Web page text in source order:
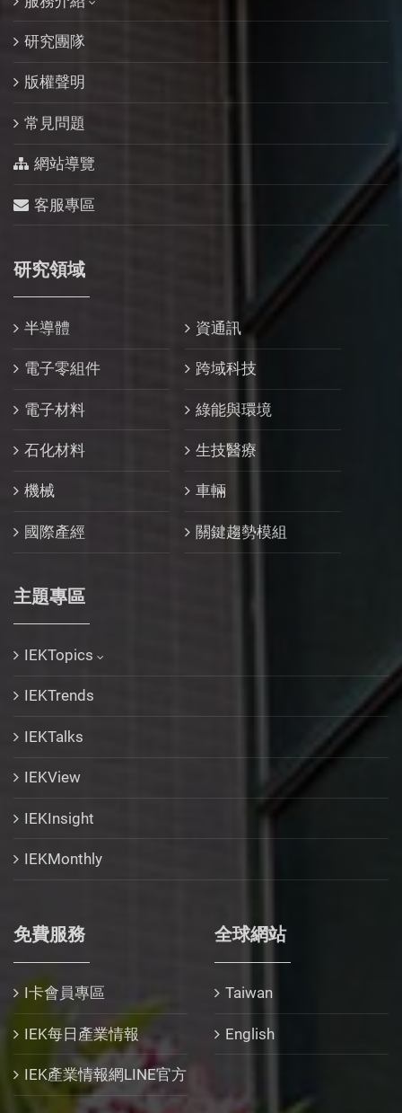
研究團隊
版權聲明
常見問題
網站導覽
客服專區
研究領域
半導體 資通訊
電子零組件 跨域科技
電子材料 綠能與環境
石化材料 生技醫療
機械 車輛
國際產經 關鍵趨勢模組
主題專區
IEKTopics
IEKTrends
IEKTalks
IEKView
IEKInsight
IEKMonthly
免費服務
I卡會員專區
IEK每日產業情報
IEK產業情報網LINE官方
全球網站
Taiwan
English